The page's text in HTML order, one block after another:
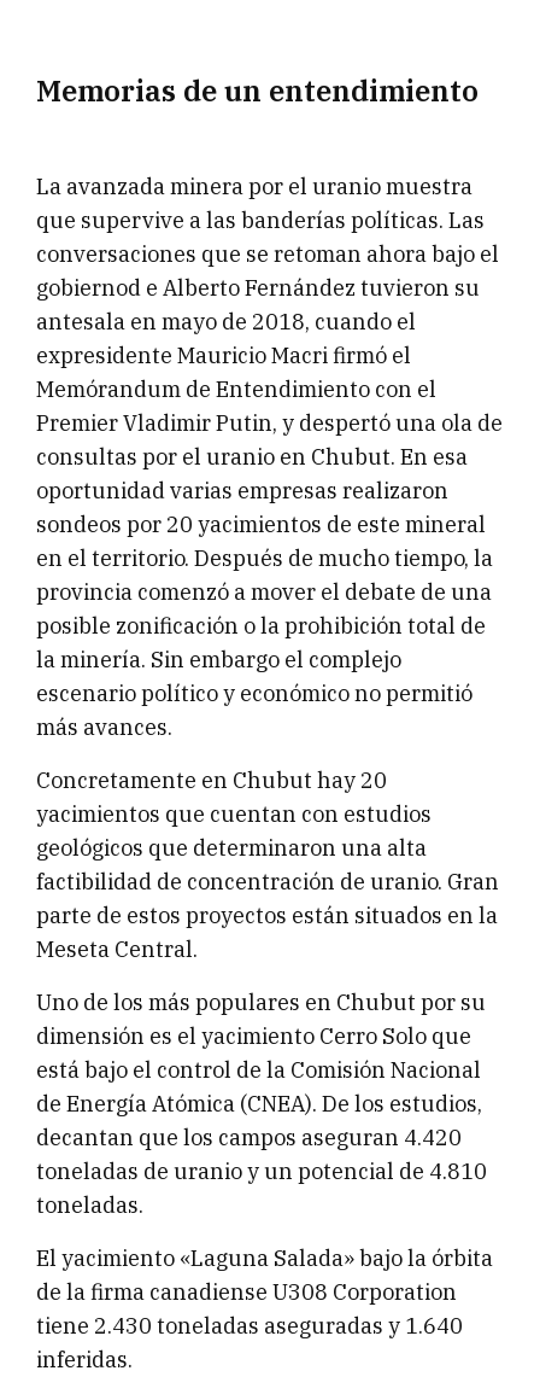
Memorias de un entendimiento
La avanzada minera por el uranio muestra
que supervive a las banderías políticas. Las
conversaciones que se retoman ahora bajo el
gobiernod e Alberto Fernández tuvieron su
antesala en mayo de 2018, cuando el
expresidente Mauricio Macri firmó el
Memórandum de Entendimiento con el
Premier Vladimir Putin, y despertó una ola de
consultas por el uranio en Chubut. En esa
oportunidad varias empresas realizaron
sondeos por 20 yacimientos de este mineral
en el territorio. Después de mucho tiempo, la
provincia comenzó a mover el debate de una
posible zonificación o la prohibición total de
la minería. Sin embargo el complejo
escenario político y económico no permitió
más avances.
Concretamente en Chubut hay 20
yacimientos que cuentan con estudios
geológicos que determinaron una alta
factibilidad de concentración de uranio. Gran
parte de estos proyectos están situados en la
Meseta Central.
Uno de los más populares en Chubut por su
dimensión es el yacimiento Cerro Solo que
está bajo el control de la Comisión Nacional
de Energía Atómica (CNEA). De los estudios,
decantan que los campos aseguran 4.420
toneladas de uranio y un potencial de 4.810
toneladas.
El yacimiento «Laguna Salada» bajo la órbita
de la firma canadiense U308 Corporation
tiene 2.430 toneladas aseguradas y 1.640
inferidas.